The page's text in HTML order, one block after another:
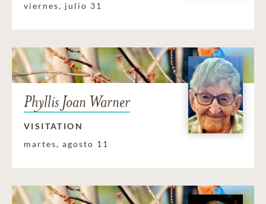
viernes, julio 31
Phyllis Joan Warner
VISITATION
martes, agosto 11